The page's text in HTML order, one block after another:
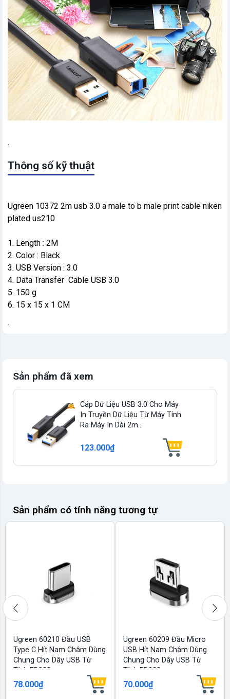
.
Thông số kỹ thuật
Ugreen 10372 2m usb 3.0 a male to b male print cable niken
plated us210
1. Length : 2M
2. Color : Black
3. USB Version : 3.0
4. Data Transfer Cable USB 3.0
5. 150 g
6. 15 x 15 x 1 CM
.
Sản phẩm đã xem
Cáp Dữ Liệu USB 3.0 Cho Máy
In Truyền Dữ Liệu Từ Máy Tính
Ra Máy In Dài 2m...
123.000₫
Sản phẩm có tính năng tương tự
Ugreen 60210 Đầu USB
Type C Hít Nam Châm Dùng
Chung Cho Dây USB Từ
Tính ED023
78.000₫
Ugreen 60209 Đầu Micro
USB Hít Nam Châm Dùng
Chung Cho Dây USB Từ
Tính ED023
70.000₫